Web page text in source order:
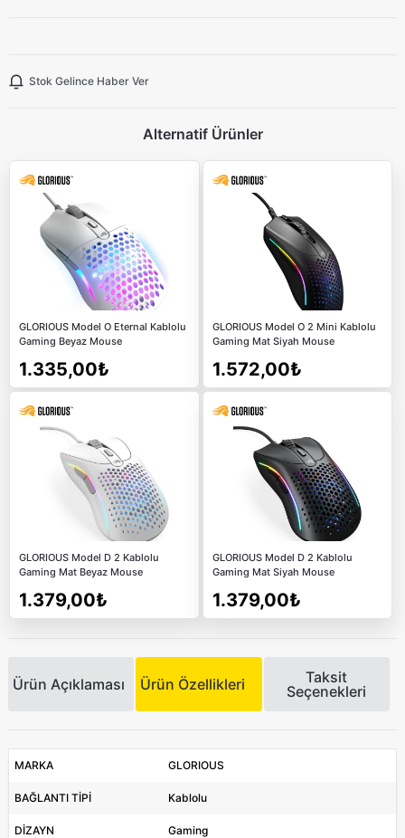
Stok Gelince Haber Ver
Alternatif Ürünler
GLORIOUS Model O Eternal Kablolu
Gaming Beyaz Mouse
1.335,00₺
GLORIOUS Model O 2 Mini Kablolu
Gaming Mat Siyah Mouse
1.572,00₺
GLORIOUS Model D 2 Kablolu
Gaming Mat Beyaz Mouse
1.379,00₺
GLORIOUS Model D 2 Kablolu
Gaming Mat Siyah Mouse
1.379,00₺
Ürün Açıklaması Ürün Özellikleri
Taksit
Seçenekleri
MARKA GLORIOUS
BAĞLANTI TİPİ Kablolu
DİZAYN Gaming